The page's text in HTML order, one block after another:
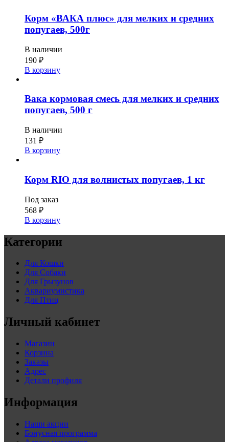
Корм «ВАКА плюс» для мелких и средних
попугаев, 500г
В наличии
190 ₽
В корзину
Вака кормовая смесь для мелких и средних
попугаев, 500 г
В наличии
131 ₽
В корзину
Корм RIO для волнистых попугаев, 1 кг
Под заказ
568 ₽
В корзину
Категории
Для Кошки
Для Собаки
Для Грызунов
Аквариумистика
Для Птиц
Личный кабинет
Магазин
Корзина
Заказы
Адрес
Детали профиля
Информация
Наши акции
Бонусная программа